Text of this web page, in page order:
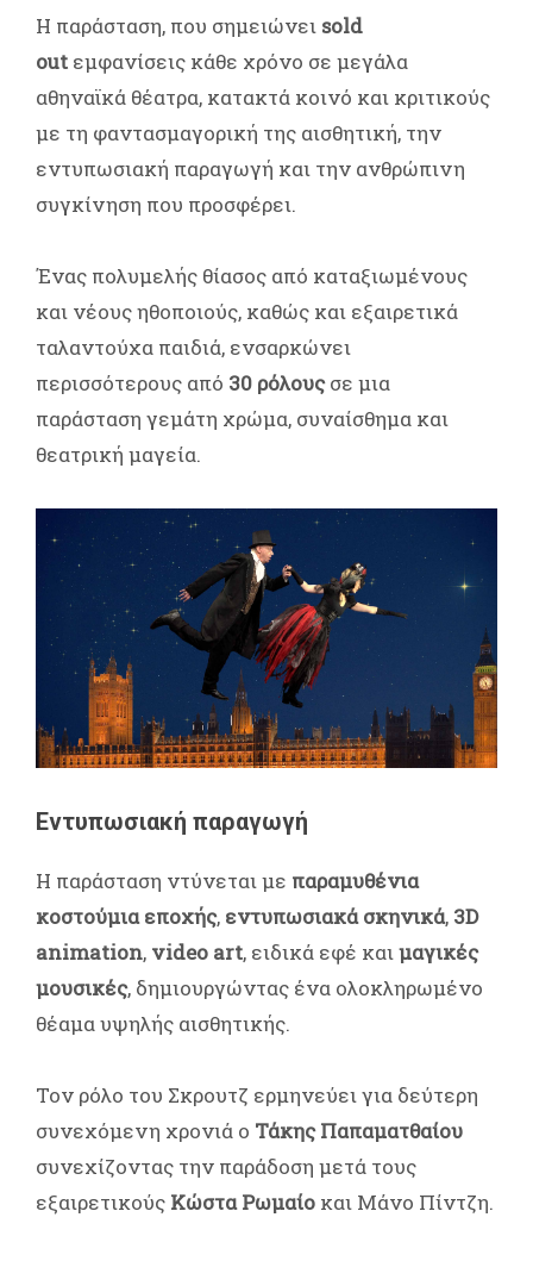
Η παράσταση, που σημειώνει sold
out εμφανίσεις κάθε χρόνο σε μεγάλα
αθηναϊκά θέατρα, κατακτά κοινό και κριτικούς
με τη φαντασμαγορική της αισθητική, την
εντυπωσιακή παραγωγή και την ανθρώπινη
συγκίνηση που προσφέρει.
Ένας πολυμελής θίασος από καταξιωμένους
και νέους ηθοποιούς, καθώς και εξαιρετικά
ταλαντούχα παιδιά, ενσαρκώνει
περισσότερους από 30 ρόλουςσε μια
παράσταση γεμάτη χρώμα, συναίσθημα και
θεατρική μαγεία.
Εντυπωσιακή παραγωγή
Η παράσταση ντύνεται με παραμυθένια
κοστούμια εποχής, εντυπωσιακά σκηνικά, 3D
animation, video art, ειδικά εφέ καιμαγικές
μουσικές, δημιουργώντας ένα ολοκληρωμένο
θέαμα υψηλής αισθητικής.
Τον ρόλο του Σκρουτζ ερμηνεύει για δεύτερη
συνεχόμενη χρονιά ο Τάκης Παπαματθαίου
συνεχίζοντας την παράδοση μετά τους
εξαιρετικούς Κώστα Ρωμαίο και Μάνο Πίντζη.